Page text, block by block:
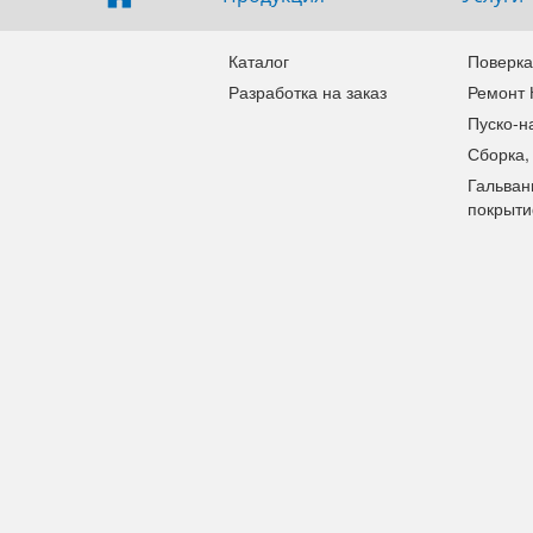
Каталог
Разработка на заказ
Поверка
Ремонт
Пуско-